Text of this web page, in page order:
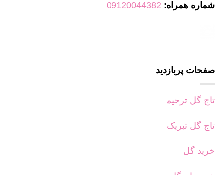
شماره همراه: 09120044382
صفحات پربازدید
تاج گل ترحیم
تاج گل تبریک
خرید گل